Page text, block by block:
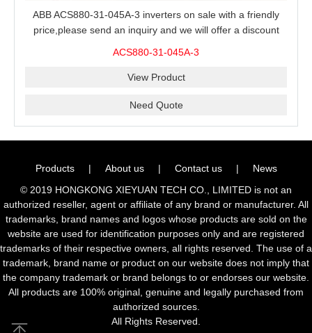
ABB ACS880-31-045A-3 inverters on sale with a friendly
price,please send an inquiry and we will offer a discount
ACS880-31-045A-3
View Product
Need Quote
Products | About us | Contact us |
News
© 2019 HONGKONG XIEYUAN TECH CO., LIMITED is not an
authorized reseller, agent or affiliate of any brand or manufacturer. All
trademarks, brand names and logos whose products are sold on the
website are used for identification purposes only and are registered
trademarks of their respective owners, all rights reserved. The use of a
trademark, brand name or product on our website does not imply that
the company trademark or brand belongs to or endorses our website.
All products are 100% original, genuine and legally purchased from
authorized sources.
All Rights Reserved.